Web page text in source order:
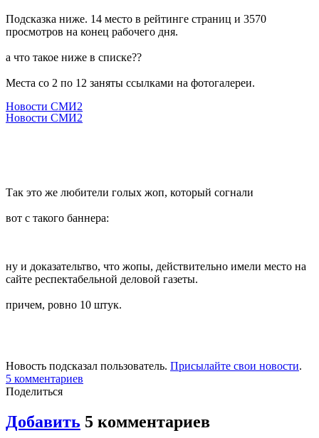
Подсказка ниже. 14 место в рейтинге страниц и 3570
просмотров на конец рабочего дня.
а что такое ниже в списке??
Места со 2 по 12 заняты ссылками на фотогалереи.
Новости СМИ2
Новости СМИ2
Так это же любители голых жоп, который согнали
вот с такого баннера:
ну и доказательтво, что жопы, действительно имели место на
сайте респектабельной деловой газеты.
причем, ровно 10 штук.
Новость подсказал пользователь. Присылайте свои новости.
5 комментариев
Поделиться
Добавить 5 комментариев